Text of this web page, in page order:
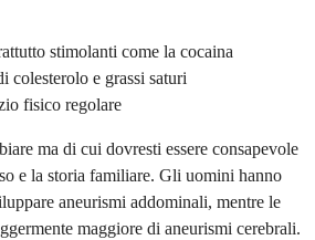
stimolanti come la cocaina
colesterolo e grassi saturi
fisico regolare
ma di cui dovresti essere consapevole
e la storia familiare. Gli uomini hanno
aneurismi addominali, mentre le
maggiore di aneurismi cerebrali.